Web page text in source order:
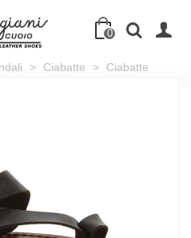
0
> Ciabatte >
Ciabatte